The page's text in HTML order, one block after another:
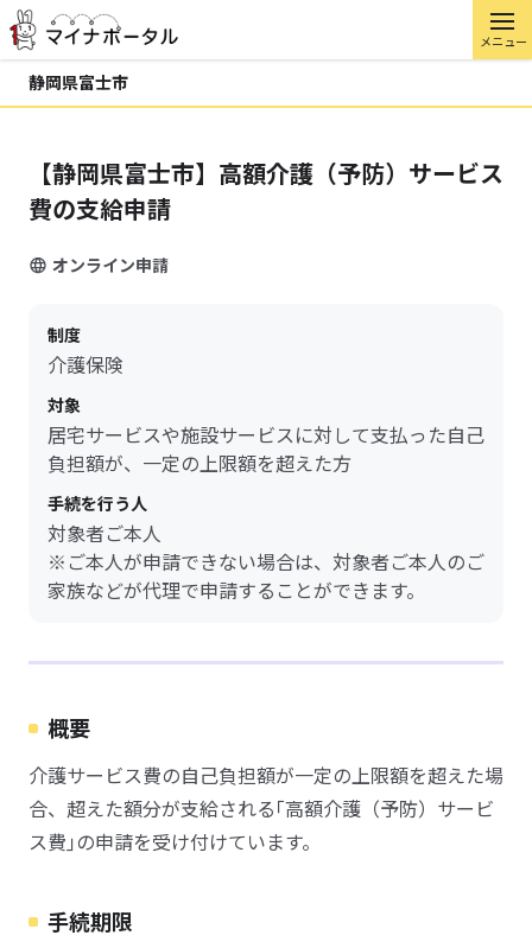
メニュー
静岡県富士市
【静岡県富士市】高額介護（予防）サービス
費の支給申請
オンライン申請
制度
介護保険
対象
居宅サービスや施設サービスに対して支払った自己
負担額が、一定の上限額を超えた方
手続を行う人
対象者ご本人
※ご本人が申請できない場合は、対象者ご本人のご
家族などが代理で申請することができます。
概要
介護サービス費の自己負担額が一定の上限額を超えた場
合、超えた額分が支給される｢高額介護（予防）サービ
ス費｣の申請を受け付けています。
手続期限